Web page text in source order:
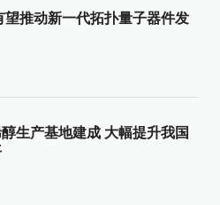
推动新一代拓扑量子器件发
生产基地建成 大幅提升我国